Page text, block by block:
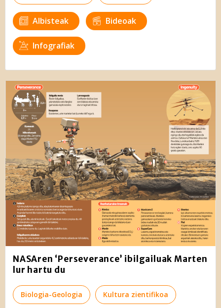
Albisteak Bideoak
Infografiak
NASAren ‘Perseverance’ ibilgailuak Marten
lur hartu du
Biologia-Geologia Kultura zientifikoa